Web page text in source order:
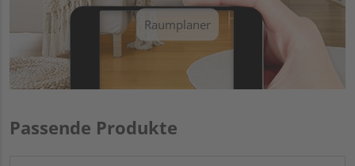
Raumplaner
Passende Produkte